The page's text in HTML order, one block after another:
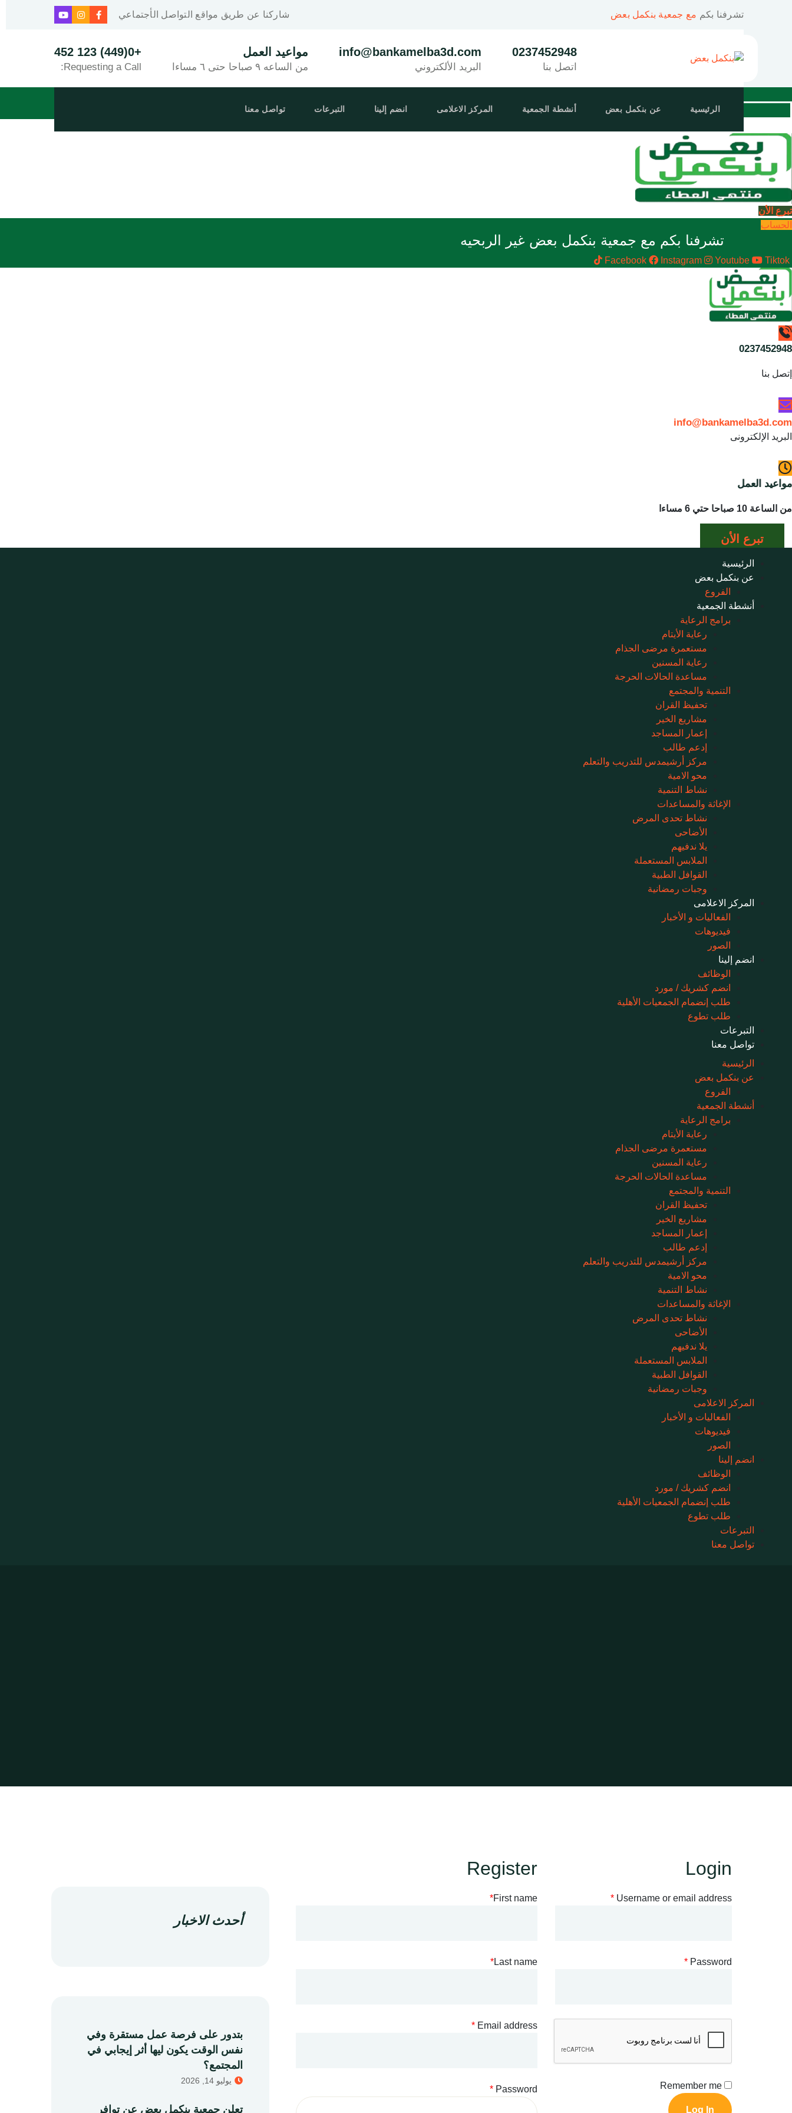
تشرفنا بكم مع جمعية بنكمل بعض شاركنا عن طريق مواقع التواصل الأجتماعي
0237452948
اتصل بنا
info@bankamelba3d.com
البريد الألكتروني
مواعيد العمل
من الساعه ٩ صباحا حتى ٦ مساءا
+0(449) 123 452
Requesting a Call:
الرئيسية عن بنكمل بعض أنشطة الجمعية المركز الاعلامى انضم إلينا التبرعات تواصل معنا
User
Envelope Careox-icons-two-phone-call
تبرع الأن
الحساب
تشرفنا بكم مع جمعية بنكمل بعض غير الربحيه
Facebook Instagram Youtube Tiktok
0237452948
إتصل بنا
info@bankamelba3d.com
البريد الإلكترونى
مواعيد العمل
من الساعة 10 صباحا حتي 6 مساءا
تبرع الأن
الرئيسية
عن بنكمل بعض
الفروع
أنشطة الجمعية
برامج الرعاية
رعاية الأيتام
مستعمرة مرضى الجذام
رعاية المسنين
مساعدة الحالات الحرجة
التنمية والمجتمع
تحفيظ القران
مشاريع الخير
إعمار المساجد
إدعم طالب
مركز أرشيمدس للتدريب والتعلم
محو الامية
نشاط التنمية
الإغاثة والمساعدات
نشاط تحدى المرض
الأضاحى
يلا ندفيهم
الملابس المستعملة
القوافل الطبية
وجبات رمضانية
المركز الاعلامى
الفعاليات و الأخبار
فيديوهات
الصور
انضم إلينا
الوظائف
انضم كشريك / مورد
طلب إنضمام الجمعيات الأهلية
طلب تطوع
التبرعات
تواصل معنا
الرئيسية
عن بنكمل بعض
الفروع
أنشطة الجمعية
برامج الرعاية
رعاية الأيتام
مستعمرة مرضى الجذام
رعاية المسنين
مساعدة الحالات الحرجة
التنمية والمجتمع
تحفيظ القران
مشاريع الخير
إعمار المساجد
إدعم طالب
مركز أرشيمدس للتدريب والتعلم
محو الامية
نشاط التنمية
الإغاثة والمساعدات
نشاط تحدى المرض
الأضاحى
يلا ندفيهم
الملابس المستعملة
القوافل الطبية
وجبات رمضانية
المركز الاعلامى
الفعاليات و الأخبار
فيديوهات
الصور
انضم إلينا
الوظائف
انضم كشريك / مورد
طلب إنضمام الجمعيات الأهلية
طلب تطوع
التبرعات
تواصل معنا
Login
Username or email address
*
Password
*
Remember me
Log In
Register
First name
*
Last name
*
Email address
*
Password
*
أحدث الاخبار
بتدور على فرصة عمل مستقرة وفي
نفس الوقت يكون ليها أثر إيجابي في
المجتمع؟
يوليو 14, 2026
تعلن جمعية بنكمل بعض عن توافر